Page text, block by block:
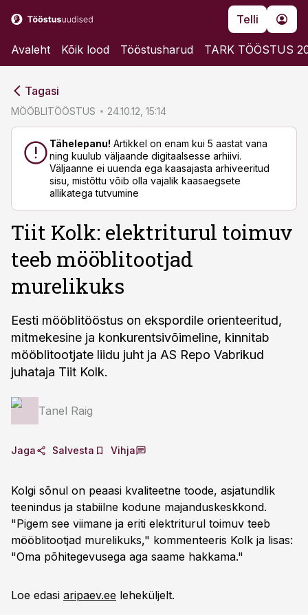
Telli
Avaleht Kõik lood Tööstusharud TARK TÖÖSTUS
Tagasi
MÖÖBLITÖÖSTUS 24.10.12, 15:14
Tähelepanu! Artikkel on enam kui 5 aastat vana
ning kuulub väljaande digitaalsesse arhiivi.
Väljaanne ei uuenda ega kaasajasta arhiveeritud
sisu, mistõttu võib olla vajalik kaasaegsete
allikatega tutvumine
Tiit Kolk: elektriturul toimuv
teeb mööblitootjad
murelikuks
Eesti mööblitööstus on ekspordile orienteeritud,
mitmekesine ja konkurentsivõimeline, kinnitab
mööblitootjate liidu juht ja AS Repo Vabrikud
juhataja Tiit Kolk.
Tanel Raig
Jaga Salvesta Vihja
Kolgi sõnul on peaasi kvaliteetne toode, asjatundlik
teenindus ja stabiilne kodune majanduskeskkond.
"Pigem see viimane ja eriti elektriturul toimuv teeb
mööblitootjad murelikuks," kommenteeris Kolk ja lisas:
"Oma põhitegevusega aga saame hakkama."
Loe edasi aripaev.ee leheküljelt.